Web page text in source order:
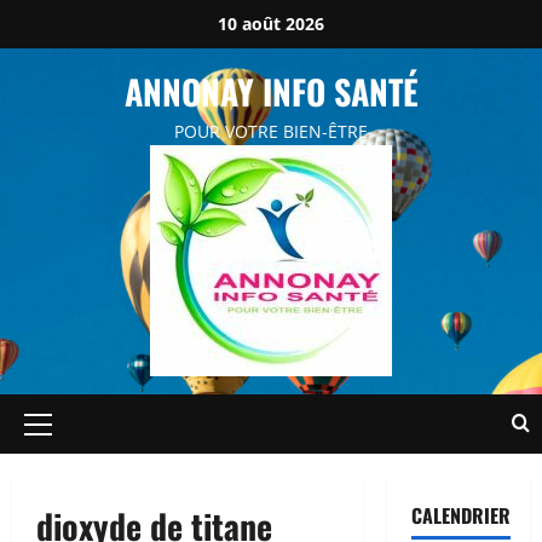
au
10 août 2026
ANNONAY INFO SANTÉ
POUR VOTRE BIEN-ÊTRE
Menu
dioxyde de titane CALENDRIER